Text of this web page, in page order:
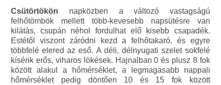
Csütörtökön napközben a változó vastagságú
felhőtömbök mellett több-kevesebb napsütésre van
kilátás, csupán néhol fordulhat elő kisebb csapadék.
Estétől viszont záródni kezd a felhőtakaró, és egyre
többfelé elered az eső. A déli, délnyugati szelet sokfelé
kísérik erős, viharos lökések. Hajnalban 0 és plusz 8 fok
között alakul a hőmérséklet, a legmagasabb nappali
hőmérséklet pedig döntően 10 és 15 fok között